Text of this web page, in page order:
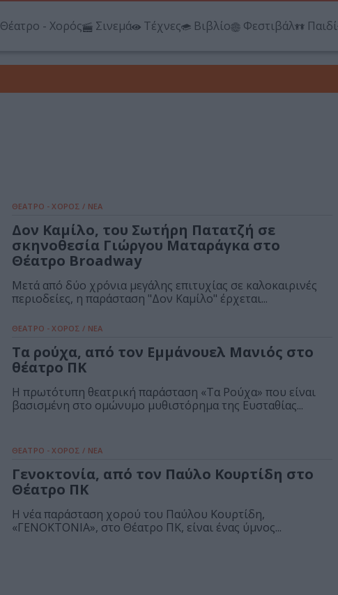
Θέατρο - Χορός Σινεμά Τέχνες Βιβλίο Φεστιβάλ Παιδί
ΘΕΑΤΡΟ - ΧΟΡΟΣ / ΝΕΑ
Δον Καμίλο, του Σωτήρη Πατατζή σε
σκηνοθεσία Γιώργου Ματαράγκα στο
Θέατρο Broadway
Μετά από δύο χρόνια μεγάλης επιτυχίας σε καλοκαιρινές
περιοδείες, η παράσταση "Δον Καμίλο" έρχεται...
ΘΕΑΤΡΟ - ΧΟΡΟΣ / ΝΕΑ
Τα ρούχα, από τον Εμμάνουελ Μανιός στο
θέατρο ΠΚ
Η πρωτότυπη θεατρική παράσταση «Τα Ρούχα» που είναι
βασισμένη στο ομώνυμο μυθιστόρημα της Ευσταθίας...
ΘΕΑΤΡΟ - ΧΟΡΟΣ / ΝΕΑ
Γενοκτονία, από τον Παύλο Κουρτίδη στο
Θέατρο ΠΚ
Η νέα παράσταση χορού του Παύλου Κουρτίδη,
«ΓΕΝΟΚΤΟΝΙΑ», στο Θέατρο ΠΚ, είναι ένας ύμνος...